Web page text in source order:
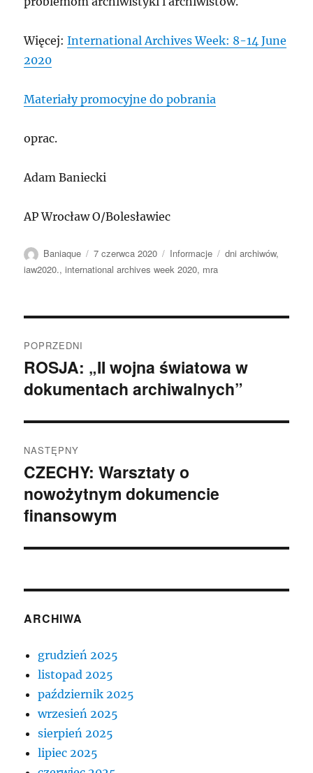
Więcej:International Archives Week: 8-14 June
2020
Materiały promocyjne do pobrania
oprac.
Adam Baniecki
AP Wrocław O/Bolesławiec
Autor
Baniaque
Data
publikacji
7 czerwca 2020 Kategorie
Informacje Tagi
dni archiwów,
iaw2020.,international archives week 2020, mra
wpisu
POPRZEDNI
Poprzedni
wpis:
ROSJA: „II wojna światowa w
dokumentach archiwalnych”
NASTĘPNY
Następny
wpis:
CZECHY: Warsztaty o
nowożytnym dokumencie
finansowym
ARCHIWA
grudzień 2025
listopad 2025
październik 2025
wrzesień 2025
sierpień 2025
lipiec 2025